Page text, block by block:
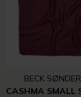
BECK